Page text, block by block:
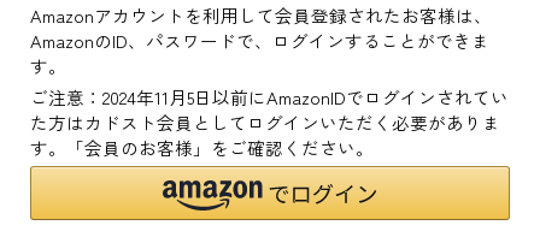
Amazonアカウントを利用して会員登録されたお客様は、
AmazonのID、パスワードで、ログインすることができま
す。
ご注意：2024年11月5日以前にAmazonIDでログインされてい
た方はカドスト会員としてログインいただく必要がありま
す。「会員のお客様」をご確認ください。